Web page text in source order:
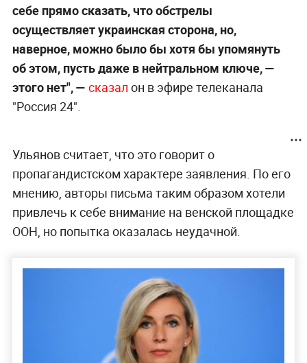
себе прямо сказать, что обстрелы
осуществляет украинская сторона, но,
наверное, можно было бы хотя бы упомянуть
об этом, пусть даже в нейтральном ключе, —
этого нет", — сказал он в эфире телеканала
"Россия 24".
Ульянов считает, что это говорит о
пропагандистском характере заявления. По его
мнению, авторы письма таким образом хотели
привлечь к себе внимание на венской площадке
ООН, но попытка оказалась неудачной.